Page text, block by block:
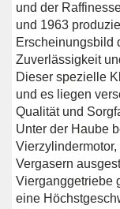
und der
und 1963
Erscheinungsbild
Zuverlässigkeit
Dieser spezielle
und es liegen
Qualität und
Unter der Haube
Vergasern
Vierganggetriebe
eine